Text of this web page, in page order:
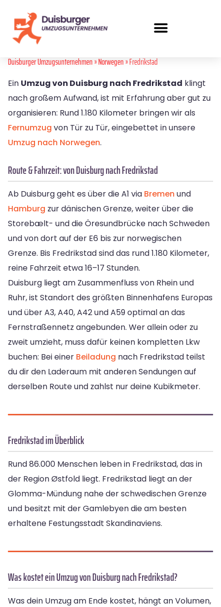
Duisburger Umzugsunternehmen»Norwegen» Fredrikstad
Ein Umzug von Duisburg nach Fredrikstad klingt
nach großem Aufwand, ist mit Erfahrung aber gut zu
organisieren: Rund 1.180 Kilometer bringen wir als
Fernumzug von Tür zu Tür, eingebettet in unsere
Umzug nach Norwegen.
Route & Fahrzeit: von Duisburg nach Fredrikstad
Ab Duisburg geht es über die A1 via Bremen und
Hamburg zur dänischen Grenze, weiter über die
Storebælt- und die Öresundbrücke nach Schweden
und von dort auf der E6 bis zur norwegischen
Grenze. Bis Fredrikstad sind das rund 1.180 Kilometer,
reine Fahrzeit etwa 16–17 Stunden.
Duisburg liegt am Zusammenfluss von Rhein und
Ruhr, ist Standort des größten Binnenhafens Europas
und über A3, A40, A42 und A59 optimal an das
Fernstraßennetz angebunden. Wer allein oder zu
zweit umzieht, muss dafür keinen kompletten Lkw
buchen: Bei einer Beiladung nach Fredrikstad teilst
du dir den Laderaum mit anderen Sendungen auf
derselben Route und zahlst nur deine Kubikmeter.
Fredrikstad im Überblick
Rund 86.000 Menschen leben in Fredrikstad, das in
der Region Østfold liegt. Fredrikstad liegt an der
Glomma-Mündung nahe der schwedischen Grenze
und besitzt mit der Gamlebyen die am besten
erhaltene Festungsstadt Skandinaviens.
Was kostet ein Umzug von Duisburg nach Fredrikstad?
Was dein Umzug am Ende kostet, hängt an Volumen,